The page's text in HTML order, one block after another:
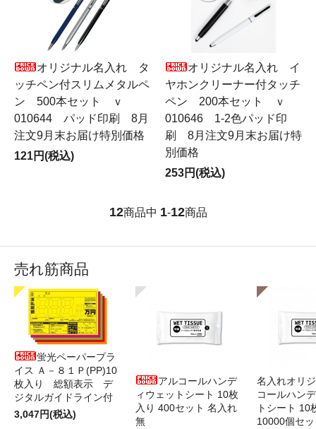
オリジナル名入れ タ
ッチペン付スリムメタルペ
ン 500本セット ｖ
010644 パッド印刷 8月
注文9月末お届け特別価格
121円(税込)
オリジナル名入れ イ
ヤホンクリーナー付タッチ
ペン 200本セット ｖ
010646 1-2色パッド印
刷 8月注文9月末お届け特
別価格
253円(税込)
12商品中 1-12商品
売れ筋商品
蛍光ペーパープラ
イス Ａ－８１Ｐ(PP)10
枚入り 総額表示 デ
ジタルガイドライン付
3,047円(税込)
アルコールハンデ
ィウェットシート 10枚
入り 400セット 名入れ
無
名入れオリ
コールハン
トシート 10
10000個セ